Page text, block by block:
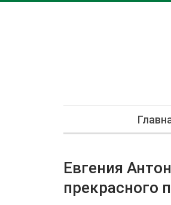
Евгения